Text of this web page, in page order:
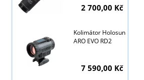
2 700,00 Kč
Kolimátor Holosun
ARO EVO RD2
7 590,00 Kč